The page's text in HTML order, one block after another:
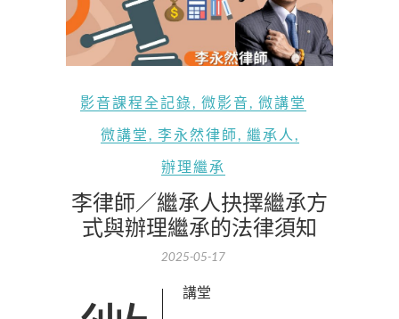
影音課程全記錄 微影音
微講堂
微講堂
李永然律師 繼承人
辦理繼承
李律師／繼承人抉擇繼承方
式與辦理繼承的法律須知
2025-05-17
微講堂